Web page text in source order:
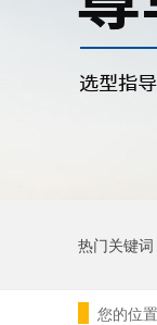
热门关键词
您的位置